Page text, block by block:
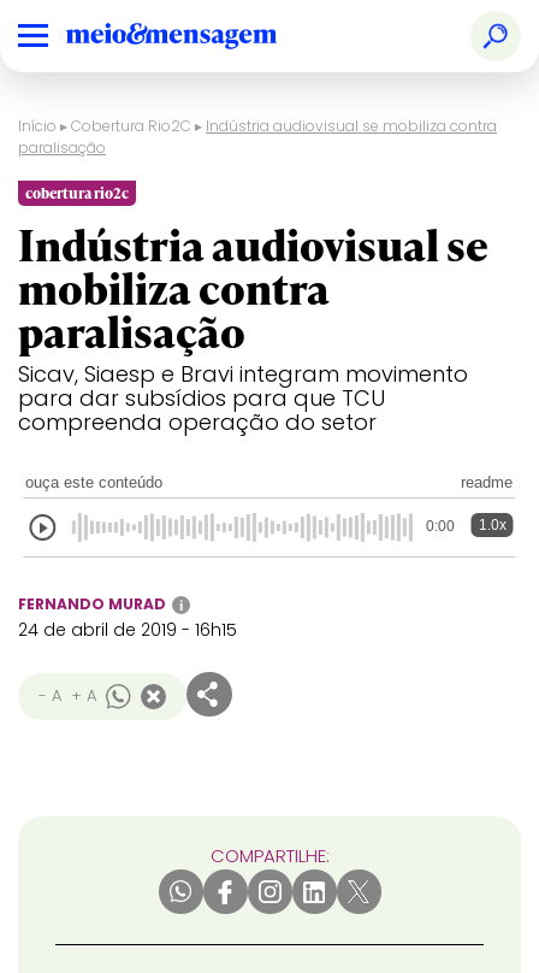
Início ▸Cobertura Rio2C ▸ Indústria audiovisual se mobiliza contra
paralisação
cobertura rio2c
Indústria audiovisual se
mobiliza contra
paralisação
Sicav, Siaesp e Bravi integram movimento
para dar subsídios para que TCU
compreenda operação do setor
ouça este conteúdo readme
0:00 1.0x
FERNANDO MURAD i
24 de abril de 2019 - 16h15
- A + A
COMPARTILHE: